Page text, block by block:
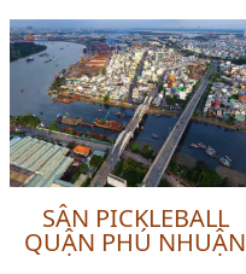
SÂN PICKLEBALL
QUẬN PHÚ NHUẬN